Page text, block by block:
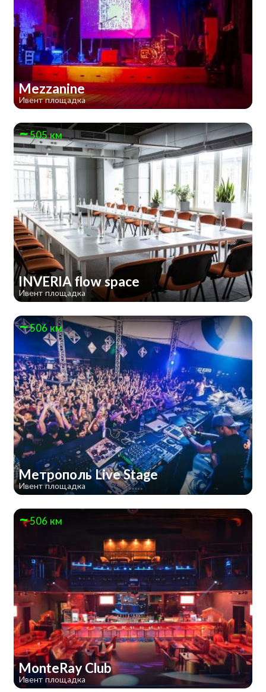
Mezzanine
Ивент площадка
505 км
INVERIA flow space
Ивент площадка
506 км
Метрополь Live Stage
Ивент площадка
506 км
MonteRay Club
Ивент площадка